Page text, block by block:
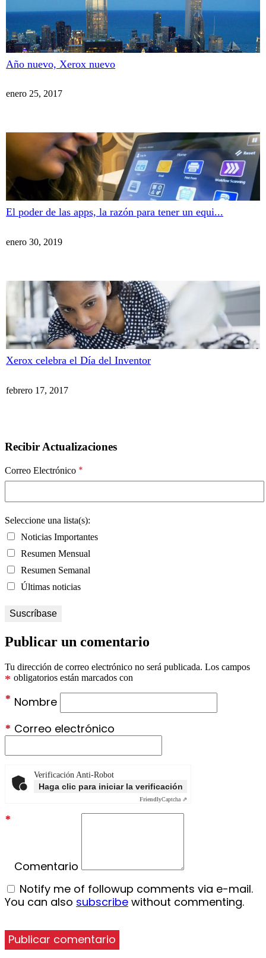
Año nuevo, Xerox nuevo
enero 25, 2017
El poder de las apps, la razón para tener un equi...
enero 30, 2019
Xerox celebra el Día del Inventor
febrero 17, 2017
Recibir Actualizaciones
Correo Electrónico *
Seleccione una lista(s):
Noticias Importantes
Resumen Mensual
Resumen Semanal
Últimas noticias
Publicar un comentario
Tu dirección de correo electrónico no será publicada. Los campos
obligatorios están marcados con
*
Nombre
*
Correo electrónico
*
Verificación Anti-Robot
Haga clic para iniciar la verificación
FriendlyCaptcha ⇗
Comentario
*
Notify me of followup comments via e-mail.
You can also subscribe without commenting.